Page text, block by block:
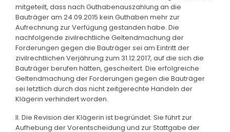
mitgeteilt, dass nach Guthabenauszahlung an die
Bauträger am 24.09.2015 kein Guthaben mehr zur
Aufrechnung zur Verfügung gestanden habe. Die
nachfolgende zivilrechtliche Geltendmachung der
Forderungen gegen die Bauträger sei am Eintritt der
zivilrechtlichen Verjährung zum 31.12.2017, auf die sich die
Bauträger berufen hätten, gescheitert. Die erfolgreiche
Geltendmachung der Forderungen gegen die Bauträger
sei letztlich durch das nicht zeitgerechte Handeln der
Klägerin verhindert worden.
II. Die Revision der Klägerin ist begründet. Sie führt zur
Aufhebung der Vorentscheidung und zur Stattgabe der